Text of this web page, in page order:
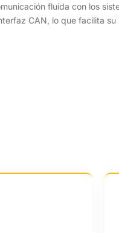
fluida con los
CAN, lo que facilita